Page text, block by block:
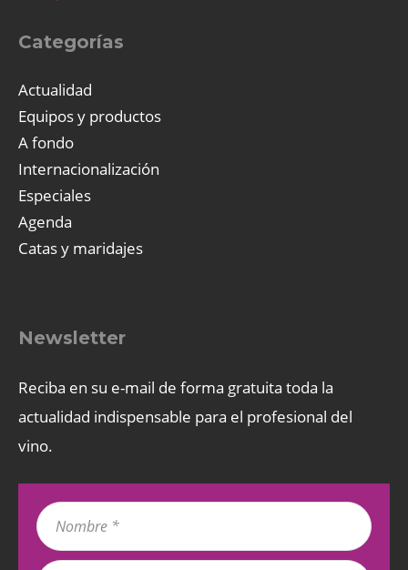
Categorías
Actualidad
Equipos y productos
A fondo
Internacionalización
Especiales
Agenda
Catas y maridajes
Newsletter
Reciba en su e-mail de forma gratuita toda la
actualidad indispensable para el profesional del
vino.